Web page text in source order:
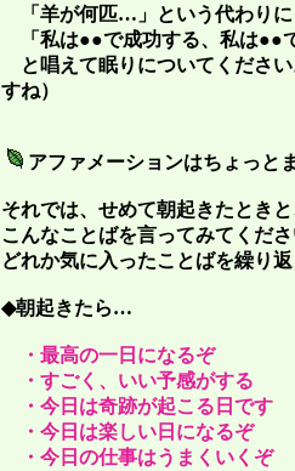
「羊が何匹…」という代わりに
「私は●●で成功する、私は●●
と唱えて眠りについてくださ
すね）
アファメーションはちょっと
それでは、せめて朝起きたとき
こんなことばを言ってみてくだ
どれか気に入ったことばを繰り
◆朝起きたら…
・最高の一日になるぞ
・すごく、いい予感がする
・今日は奇跡が起こる日です
・今日は楽しい日になるぞ
・今日の仕事はうまくいくぞ